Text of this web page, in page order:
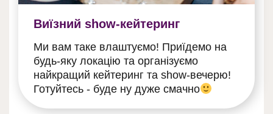
Виїзний show-кейтеринг
Ми вам таке влаштуємо! Приїдемо на
будь-яку локацію та організуємо
найкращий кейтеринг та show-вечерю!
Готуйтесь - буде ну дуже смачно